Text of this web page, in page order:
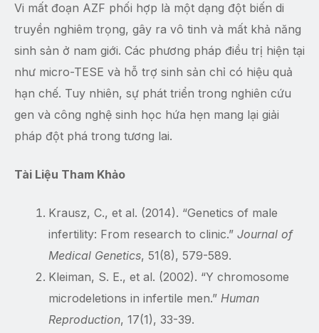
Vi mất đoạn AZF phối hợp là một dạng đột biến di
truyền nghiêm trọng, gây ra vô tinh và mất khả năng
sinh sản ở nam giới. Các phương pháp điều trị hiện tại
như micro-TESE và hỗ trợ sinh sản chỉ có hiệu quả
hạn chế. Tuy nhiên, sự phát triển trong nghiên cứu
gen và công nghệ sinh học hứa hẹn mang lại giải
pháp đột phá trong tương lai.
Tài Liệu Tham Khảo
Krausz, C., et al. (2014). “Genetics of male
infertility: From research to clinic.” Journal of
Medical Genetics, 51(8), 579-589.
Kleiman, S. E., et al. (2002). “Y chromosome
microdeletions in infertile men.” Human
Reproduction, 17(1), 33-39.